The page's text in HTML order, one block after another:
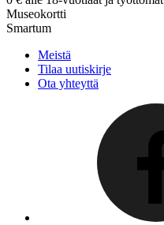
Museokortti
Smartum
Meistä
Tilaa uutiskirje
Ota yhteyttä